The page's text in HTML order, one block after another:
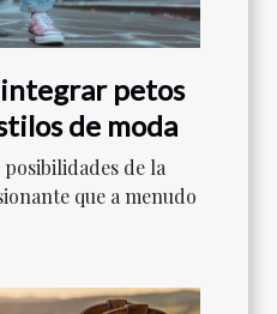
petos
de moda
de la
que a menudo